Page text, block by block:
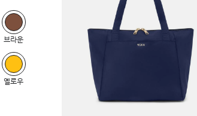
브라운
옐로우